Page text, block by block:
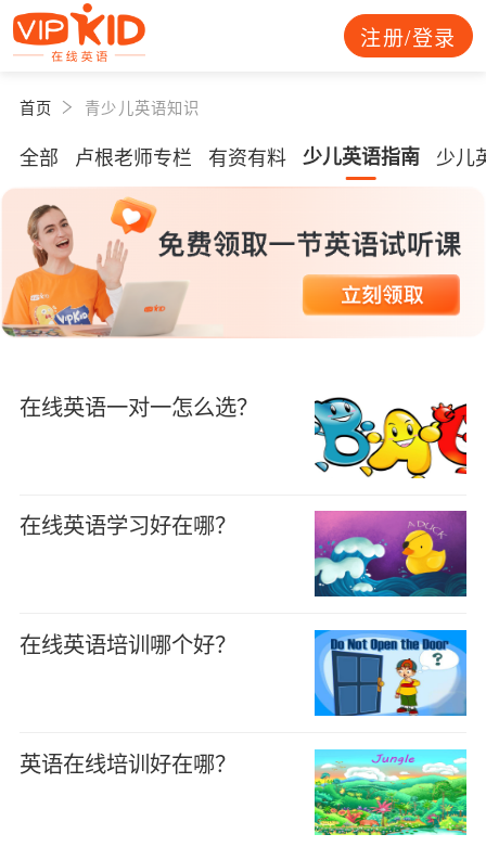
注册/登录
首页 青少儿英语知识
全部 卢根老师专栏 有资有料 少儿英语指南 少儿
在线英语一对一怎么选？
在线英语学习好在哪？
在线英语培训哪个好？
英语在线培训好在哪？